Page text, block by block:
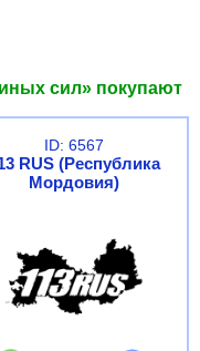
сил» покупают
ID: 6567
RUS (Республика
Мордовия)